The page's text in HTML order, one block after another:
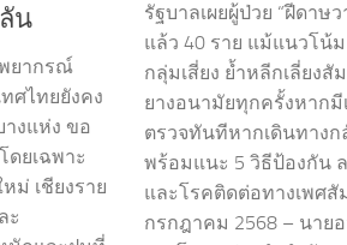
น
ยากรณ์
ศไทยยังคง
งแห่ง ขอ
ยเฉพาะ
ม่ เชียงราย
ะ
รัฐบาลเผยผู้ป่วย “ฝีดาษ
แล้ว 40 ราย แม้แนวโน้
กลุ่มเสี่ยง ย้ำหลีกเลี่ยง
ยางอนามัยทุกครั้งหาก
ตรวจทันทีหากเดินทาง
พร้อมแนะ 5 วิธีป้องกัน
และโรคติดต่อทางเพศ
กรกฎาคม 2568 – นาย